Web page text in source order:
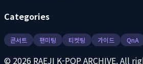
Categories
콘서트 팬미팅 티켓팅 가이드 QnA
© 2026 RAEJI K-POP ARCHIVE. All